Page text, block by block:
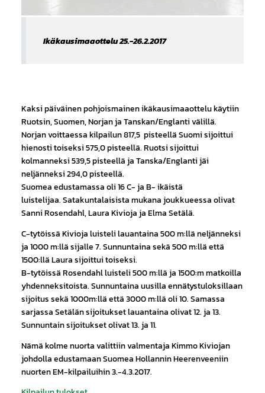
Ikäkausimaaottelu 25.-26.2.2017
Kaksi päiväinen pohjoismainen ikäkausimaaottelu käytiin
Ruotsin, Suomen, Norjan ja Tanskan/Englanti välillä.
Norjan voittaessa kilpailun 817,5 pisteellä Suomi sijoittui
hienosti toiseksi 575,0 pisteellä. Ruotsi sijoittui
kolmanneksi 539,5 pisteellä ja Tanska/Englanti jäi
neljänneksi 294,0 pisteellä.
Suomea edustamassa oli 16 C- ja B- ikäistä
luistelijaa. Satakuntalaisista mukana joukkueessa olivat
Sanni Rosendahl, Laura Kivioja ja Elma Setälä.
C-tytöissä Kivioja luisteli lauantaina 500 m:llä neljänneksi
ja 1000 m:llä sijalle 7. Sunnuntaina sekä 500 m:llä että
1500:llä Laura sijoittui toiseksi.
B-tytöissä Rosendahl luisteli 500 m:llä ja 1500:m matkoilla
yhdenneksitoista. Sunnuntaina uusilla ennätystuloksillaan
sijoitus sekä 1000m:llä että 3000 m:llä oli 10. Samassa
sarjassa Setälän sijoitukset lauantaina olivat 12. ja 13.
Sunnuntain sijoitukset olivat 13. ja 11.
Nämä kolme nuorta valittiin valmentaja Kimmo Kiviojan
johdolla edustamaan Suomea Hollannin Heerenveeniin
nuorten EM-kilpailuihin 3.-4.3.2017.